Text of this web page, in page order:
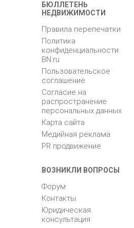
БЮЛЛЕТЕНЬ
НЕДВИЖИМОСТИ
Правила перепечатки
Политика
конфиденциальности
BN.ru
Пользовательское
соглашение
Согласие на
распространение
персональных данных
Карта сайта
Медийная реклама
PR продвижение
ВОЗНИКЛИ ВОПРОСЫ
Форум
Контакты
Юридическая
консультация